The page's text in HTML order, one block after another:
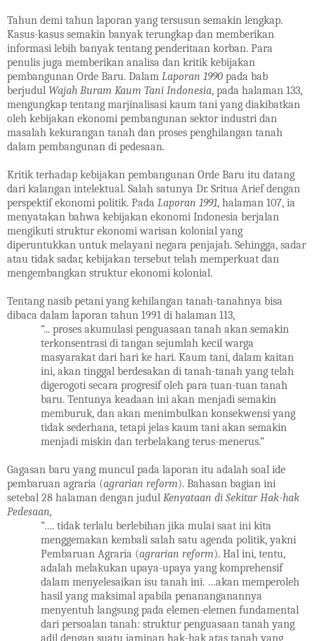
Tahun demi tahun laporan yang tersusun semakin lengkap.
Kasus-kasus semakin banyak terungkap dan memberikan
informasi lebih banyak tentang penderitaan korban. Para
penulis juga memberikan analisa dan kritik kebijakan
pembangunan Orde Baru. Dalam Laporan 1990 pada bab
berjudul Wajah Buram Kaum Tani Indonesia, pada halaman 133,
mengungkap tentang marjinalisasi kaum tani yang diakibatkan
oleh kebijakan ekonomi pembangunan sektor industri dan
masalah kekurangan tanah dan proses penghilangan tanah
dalam pembangunan di pedesaan.
Kritik terhadap kebijakan pembangunan Orde Baru itu datang
dari kalangan intelektual. Salah satunya Dr. Sritua Arief dengan
perspektif ekonomi politik. Pada Laporan 1991, halaman 107, ia
menyatakan bahwa kebijakan ekonomi Indonesia berjalan
mengikuti struktur ekonomi warisan kolonial yang
diperuntukkan untuk melayani negara penjajah. Sehingga, sadar
atau tidak sadar, kebijakan tersebut telah memperkuat dan
mengembangkan struktur ekonomi kolonial.
Tentang nasib petani yang kehilangan tanah-tanahnya bisa
dibaca dalam laporan tahun 1991 di halaman 113,
“... proses akumulasi penguasaan tanah akan semakin
terkonsentrasi di tangan sejumlah kecil warga
masyarakat dari hari ke hari. Kaum tani, dalam kaitan
ini, akan tinggal berdesakan di tanah-tanah yang telah
digerogoti secara progresif oleh para tuan-tuan tanah
baru. Tentunya keadaan ini akan menjadi semakin
memburuk, dan akan menimbulkan konsekwensi yang
tidak sederhana, tetapi jelas kaum tani akan semakin
menjadi miskin dan terbelakang terus-menerus.”
Gagasan baru yang muncul pada laporan itu adalah soal ide
pembaruan agraria (agrarian reform). Bahasan bagian ini
setebal 28 halaman dengan judul Kenyataan di Sekitar Hak-hak
Pedesaan,
”…. tidak terlalu berlebihan jika mulai saat ini kita
menggemakan kembali salah satu agenda politik, yakni
Pembaruan Agraria (agrarian reform). Hal ini, tentu,
adalah melakukan upaya-upaya yang komprehensif
dalam menyelesaikan isu tanah ini. …akan memperoleh
hasil yang maksimal apabila penananganannya
menyentuh langsung pada elemen-elemen fundamental
dari persoalan tanah: struktur penguasaan tanah yang
adil dengan suatu jaminan hak-hak atas tanah yang